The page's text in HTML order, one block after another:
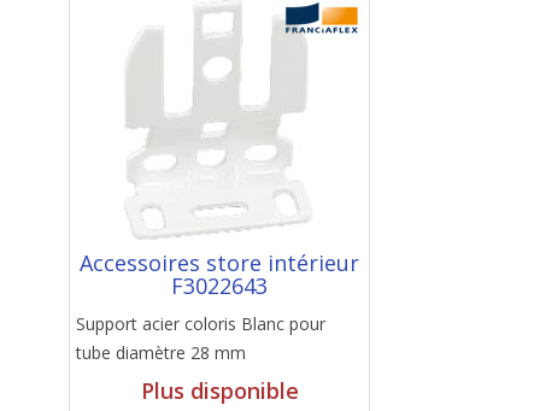
Accessoires store intérieur
F3022643
Support acier coloris Blanc pour
tube diamètre 28 mm
Plus disponible